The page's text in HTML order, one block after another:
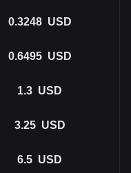
0.3248 USD
0.6495 USD
1.3 USD
3.25 USD
6.5 USD